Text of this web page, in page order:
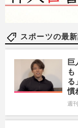
スポーツの最
巨
も
る
慣
週